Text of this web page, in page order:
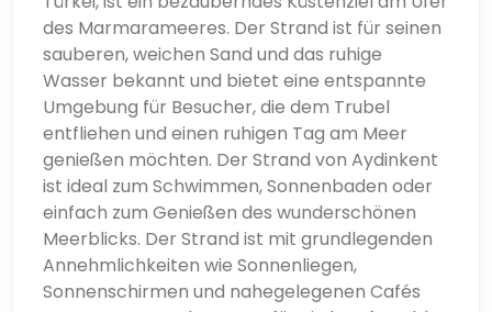
Çiftlikköy ist ein verstecktes Juwel an der
Marmaraküste der Türkei und bietet Besuchern viel
zu bieten ein friedlicher und entspannender
Zufluchtsort umgeben von natürlicher Schönheit. Mit
seinen ruhigen Stränden, der freundlichen
Atmosphäre und der günstigen Lage in der Nähe von
Yalova und Istanbul bietet Çiftlikköy den perfekten
Rahmen für einen entspannten Urlaub. Egal, ob Sie
einen Wochenendausflug oder einen längeren
Aufenthalt planen, Çiftlikköys Mischung aus
Küstencharme, modernen Annehmlichkeiten und
des Marmarameeres. Der Strand ist für seinen
sauberen, weichen Sand und das ruhige
Wasser bekannt und bietet eine entspannte
Umgebung für Besucher, die dem Trubel
entfliehen und einen ruhigen Tag am Meer
genießen möchten. Der Strand von Aydinkent
ist ideal zum Schwimmen, Sonnenbaden oder
einfach zum Genießen des wunderschönen
Meerblicks. Der Strand ist mit grundlegenden
Annehmlichkeiten wie Sonnenliegen,
Sonnenschirmen und nahegelegenen Cafés